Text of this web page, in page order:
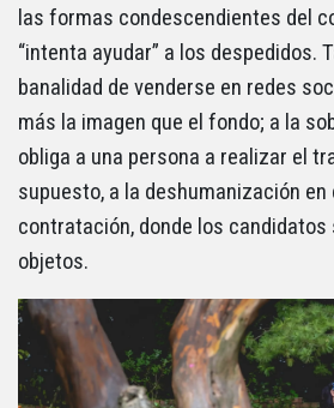
las formas condescendientes del
“intenta ayudar” a los despedidos.
banalidad de venderse en redes
más la imagen que el fondo; a la
obliga a una persona a realizar el
supuesto, a la deshumanización
contratación, donde los
objetos.